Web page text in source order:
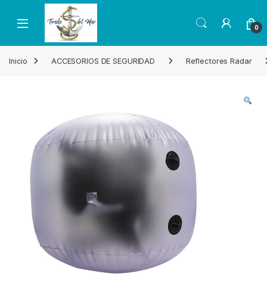
Skip to navigation
Skip to content
Open 0
Inicio ACCESORIOS DE SEGURIDAD Reflectores Radar